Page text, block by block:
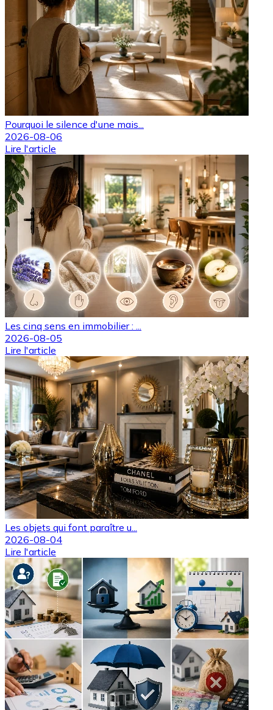
Pourquoi le silence d'une mais...
2026-08-06
Lire l'article
Les cinq sens en immobilier : ...
2026-08-05
Lire l'article
Les objets qui font paraître u...
2026-08-04
Lire l'article